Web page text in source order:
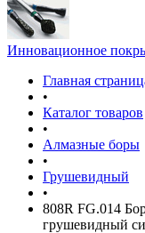
Инновационное
Главная
•
Каталог товаров
•
Алмазные боры
•
Грушевидный
•
808R FG.014
грушевидный